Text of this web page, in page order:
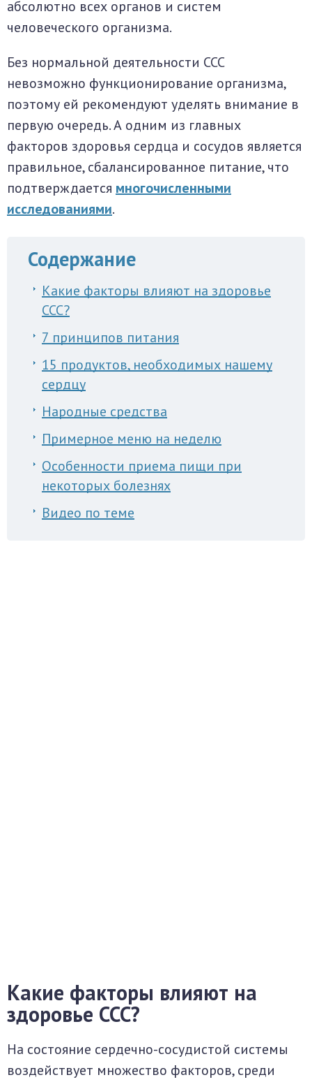
абсолютно всех органов и систем
человеческого организма.
Без нормальной деятельности ССС
невозможно функционирование организма,
поэтому ей рекомендуют уделять внимание в
первую очередь. А одним из главных
факторов здоровья сердца и сосудов является
правильное, сбалансированное питание, что
подтверждается многочисленными
исследованиями.
Содержание
Какие факторы влияют на здоровье
ССС?
7 принципов питания
15 продуктов, необходимых нашему
сердцу
Народные средства
Примерное меню на неделю
Особенности приема пищи при
некоторых болезнях
Видео по теме
Какие факторы влияют на
здоровье ССС?
На состояние сердечно-сосудистой системы
воздействует множество факторов, среди